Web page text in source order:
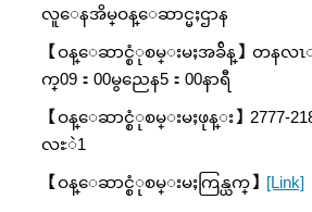
လူေနအိမ္ဝန္ေဆာင္မႈဌာန
【ဝန္ေဆာင္စံုစမ္းမႈအခ်ိန္】တနလ
က္09：00မွညေန5：00နာရီ
【ဝန္ေဆာင္စံုစမ္းမႈဖုန္း】2777-
လႊဲ1
【ဝန္ေဆာင္စံုစမ္းမႈကြန္ယက္】 [Link]